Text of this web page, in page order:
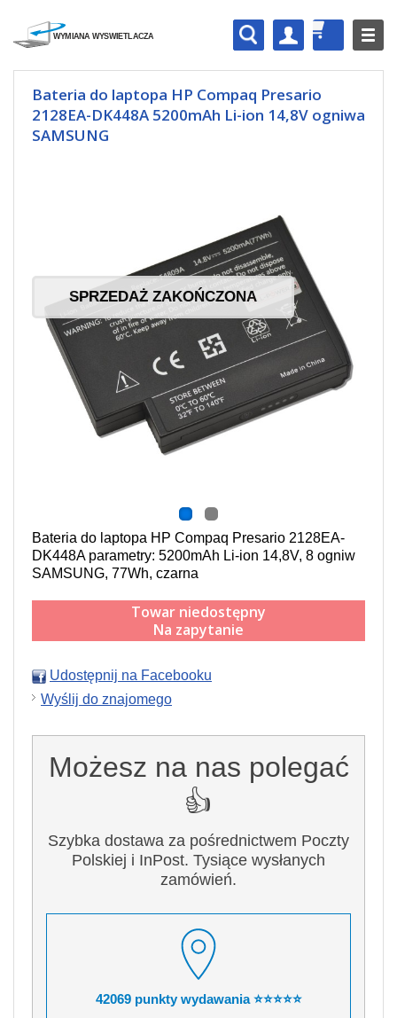
Bateria do laptopa HP Compaq Presario
2128EA-DK448A 5200mAh Li-ion 14,8V ogniwa
SAMSUNG
SPRZEDAŻ ZAKOŃCZONA
Bateria do laptopa HP Compaq Presario 2128EA-
DK448A parametry: 5200mAh Li-ion 14,8V, 8 ogniw
SAMSUNG, 77Wh, czarna
Towar niedostępny
Na zapytanie
Udostępnij na Facebooku
Wyślij do znajomego
Możesz na nas polegać
👍
Szybka dostawa za pośrednictwem Poczty
Polskiej i InPost. Tysiące wysłanych
zamówień.
42069 punkty wydawania ⭐⭐⭐⭐⭐